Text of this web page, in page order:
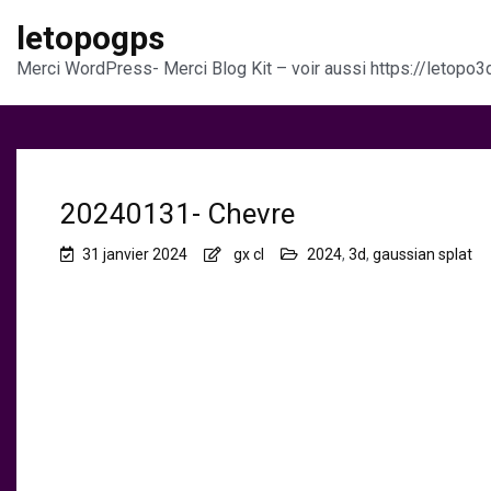
letopogps
Merci WordPress- Merci Blog Kit – voir aussi https://
20240131- Chevre
31 janvier 2024 gx cl 2024, 3d, gaussian splat